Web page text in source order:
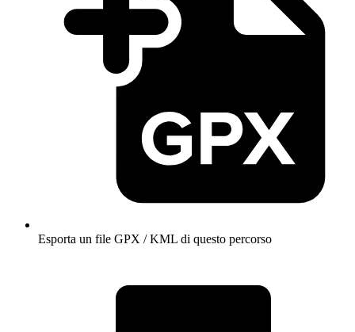
Esporta un file GPX / KML di questo percorso